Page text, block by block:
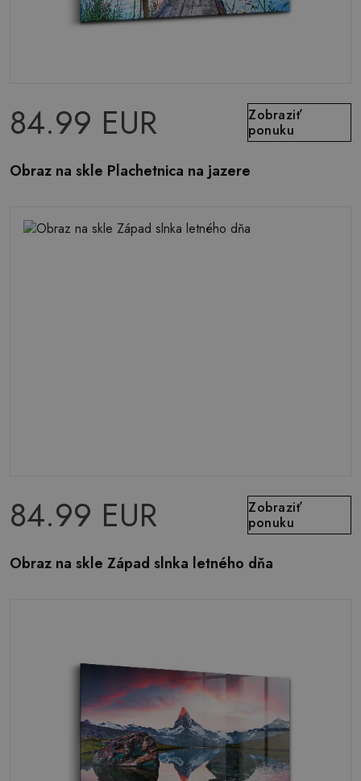
84.99 EUR
Zobraziť
ponuku
Obraz na skle Plachetnica na jazere
84.99 EUR
Zobraziť
ponuku
Obraz na skle Západ slnka letného dňa